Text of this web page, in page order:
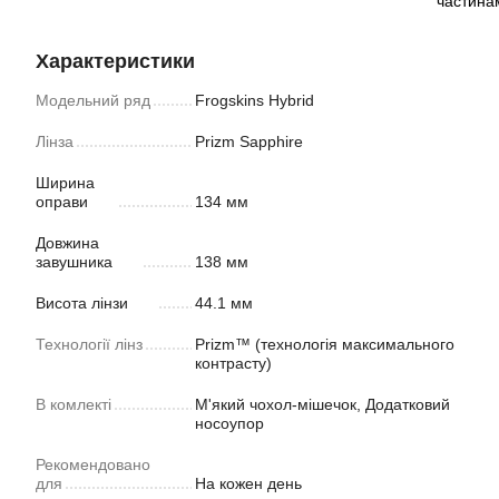
Характеристики
Модельний ряд Frogskins Hybrid
Лінза Prizm Sapphire
Ширина
оправи
134 мм
Довжина
завушника
138 мм
Висота лінзи 44.1 мм
Технології лінз
Prizm™ (технологія максимального
контрасту)
В комлекті
М'який чохол-мішечок, Додатковий
носоупор
Рекомендовано
для
На кожен день